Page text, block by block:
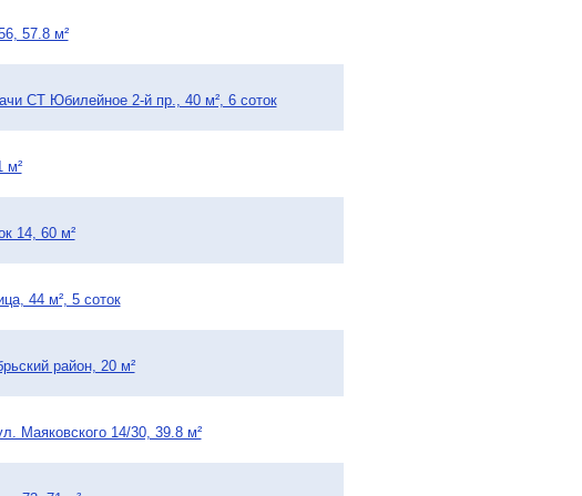
57.8 м²
СТ Юбилейное 2-й пр., 40 м², 6 соток
м²
14, 60 м²
44 м², 5 соток
район, 20 м²
Маяковского 14/30, 39.8 м²